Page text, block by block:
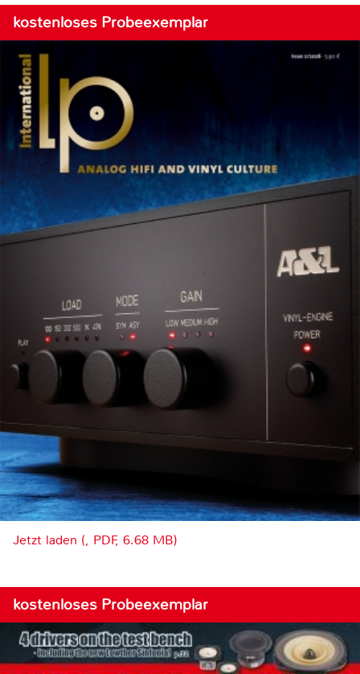
kostenloses Probeexemplar
Jetzt laden (, PDF, 6.68 MB)
kostenloses Probeexemplar